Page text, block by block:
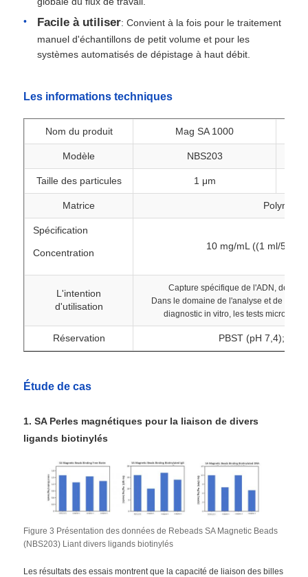
Accueil
Produits
À propos de nous
Visite de l'usine
Contrôle de qualité
Nous contacter
Nouvelles
extraction d'acides nucléiques par perles magnétiques
Facile à utiliser: Convient à la fois pour le traitement
manuel d'échantillons de petit volume et pour les
systèmes automatisés de dépistage à haut débit.
Les informations techniques
Nom du produit Mag SA 1000
Modèle NBS203
Taille des particules 1 μm
Matrice Polymère
Spécification
Concentration
10 mg/mL ((1 ml/5 ml/
L'intention
d'utilisation
Capture spécifique de l'ADN, de
Dans le domaine de l'analyse et de la
diagnostic in vitro, les tests
Réservation PBST (pH 7,4); 2 à
Étude de cas
1. SA Perles magnétiques pour la liaison de divers
ligands biotinylés
Figure 3 Présentation des données de Rebeads SA Magnetic Beads
(NBS203) Liant divers ligands biotinylés
Les résultats des essais montrent que la capacité de liaison des billes